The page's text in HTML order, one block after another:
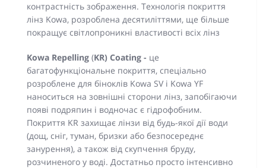
контрастність зображення. Технологія покриття
лінз Kowa, розроблена десятиліттями, ще більше
покращує світлопроникні властивості всіх лінз
Kowa Repelling (KR) Coating - це
багатофункціональне покриття, спеціально
розроблене для біноклів Kowa SV і Kowa YF
наноситься на зовнішні сторони лінз, запобігаючи
появі подряпин і водночас є гідрофобним.
Покриття KR захищає лінзи від будь-якої дії води
(дощ, сніг, туман, бризки або безпосереднє
занурення), а також від скупчення бруду,
розчиненого у воді. Достатньо просто інтенсивно